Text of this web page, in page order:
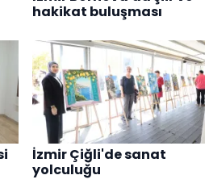
hakikat buluşması
İzmir Çiğli'de sanat
yolculuğu